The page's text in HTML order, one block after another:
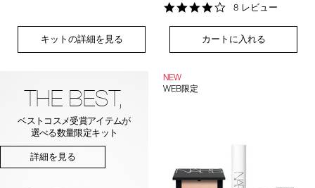
キットの詳細を見る
4.1
rating
8 レビュー
カートに入れる
THE BEST,
ベストコスメ受賞アイテムが
選べる数量限定キット
詳細を見る
NEW
WEB限定